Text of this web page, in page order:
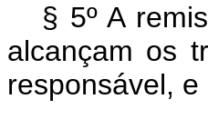
§ 5º A
alcançam os
responsável,